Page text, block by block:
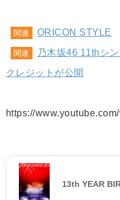
関連 ORICON STYLE
関連
乃木坂46 11thシ
クレジットが公開
https://
13th YEAR